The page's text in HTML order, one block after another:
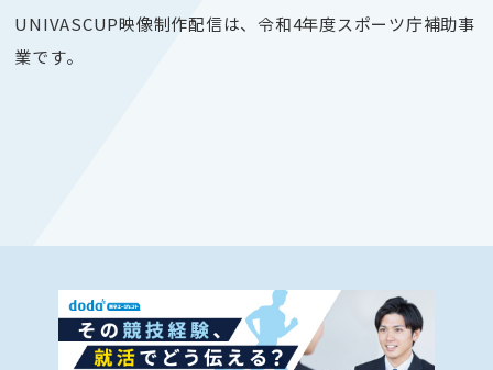
UNIVASCUP映像制作配信は、令和4年度スポーツ庁補助事
業です。